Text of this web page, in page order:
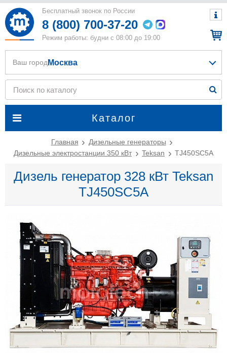
Бесплатный звонок по России
8 (800) 700-37-20
Режим работы: будни с 08:00 до 19:00
Каталог
Ваш город Москва
Главная
Дизельные генераторы
Дизельные электростанции 350 кВт
Teksan TJ450SC5A
Дизель генератор 328 кВт Teksan
TJ450SC5A